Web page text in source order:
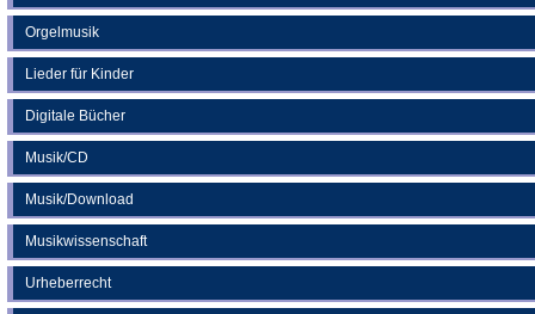
Orgelmusik
Lieder für Kinder
Digitale Bücher
Musik/CD
Musik/Download
Musikwissenschaft
Urheberrecht